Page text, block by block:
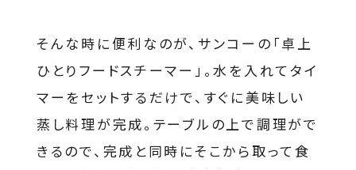
そんな時に便利なのが、サンコーの「卓上
ひとりフードスチーマー」。水を入れてタイ
マーをセットするだけで、すぐに美味しい
蒸し料理が完成。テーブルの上で調理がで
きるので、完成と同時にそこから取って食